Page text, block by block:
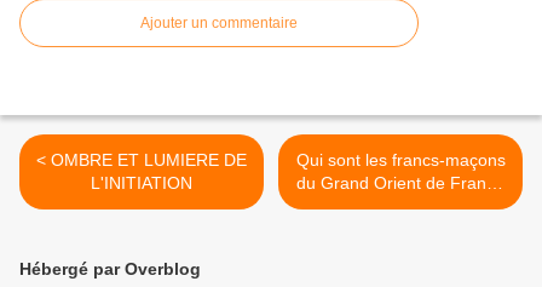
Ajouter un commentaire
< OMBRE ET LUMIERE DE
L'INITIATION
Qui sont les francs-maçons
du Grand Orient de France
et que font-ils ? >
Hébergé par Overblog